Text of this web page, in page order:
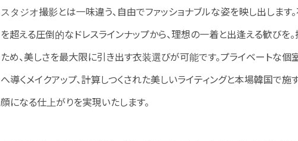
スタジオ撮影とは一味違う、自由でファッショナブルな姿を映し出しま
を超える圧倒的なドレスラインナップから、理想の一着と出逢える歓び
ため、美しさを最大限に引き出す衣装選びが可能です。プライベートな
へ導くメイクアップ、計算しつくされた美しいライティングと本場韓国
顔になる仕上がりを実現いたします。